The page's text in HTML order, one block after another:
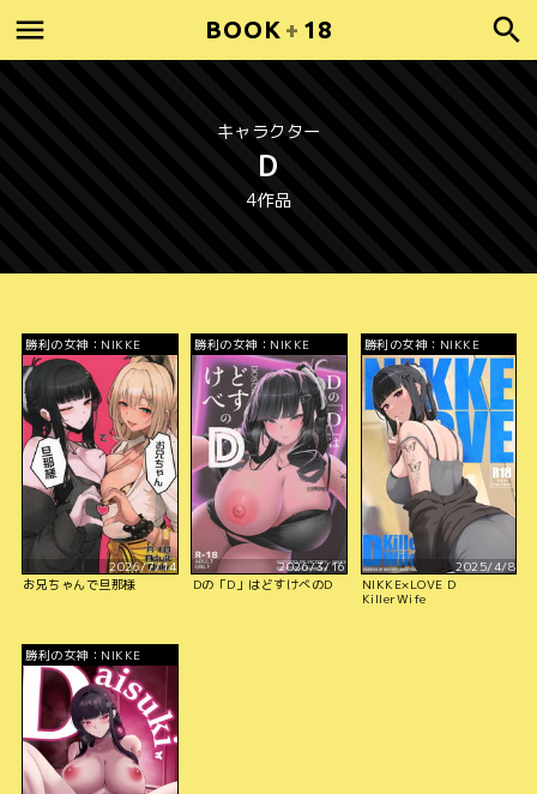
BOOK + 18
キャラクター
D
4作品
勝利の女神：NIKKE
2026/7/14
お兄ちゃんで旦那様
勝利の女神：NIKKE
2026/3/16
Dの「D」はどすけべのD
勝利の女神：NIKKE
2025/4/8
NIKKE×LOVE D
KillerWife
勝利の女神：NIKKE